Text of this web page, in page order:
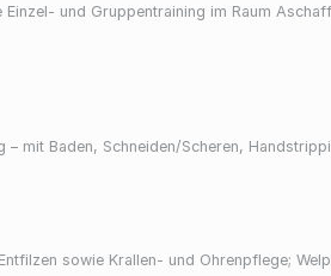
und Gruppentraining im Raum
mit Baden, Schneiden/Scheren,
sowie Krallen- und Ohrenpflege;